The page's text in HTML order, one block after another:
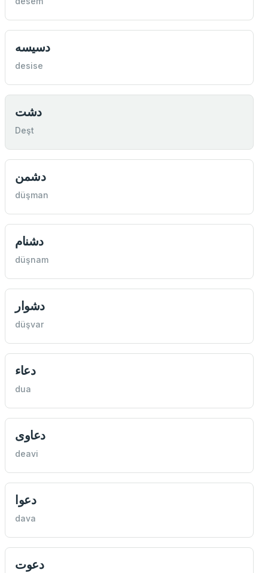
دسيسه
desise
دشت
Deşt
دشمن
düşman
دشنام
düşnam
دشوار
düşvar
دعاء
dua
دعاوی
deavi
دعوا
dava
دعوت